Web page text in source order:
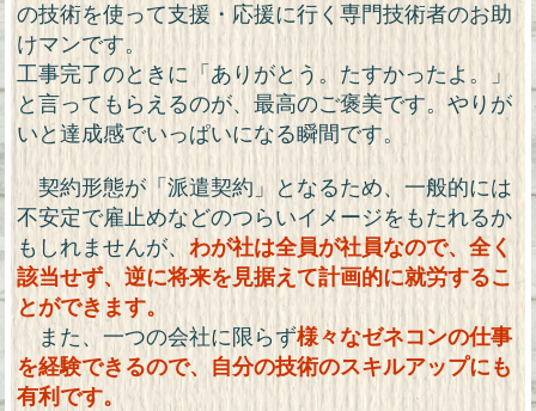
の技術を使って支援・応援に行く専門技術者のお助
けマンです。
工事完了のときに「ありがとう。たすかったよ。」
と言ってもらえるのが、最高のご褒美です。やりが
いと達成感でいっぱいになる瞬間です。
契約形態が「派遣契約」となるため、一般的には
不安定で雇止めなどのつらいイメージをもたれるか
もしれませんが、 わが社は全員が社員なので、全く
該当せず、逆に将来を見据えて計画的に就労するこ
とができます。
また、一つの会社に限らず様々なゼネコンの仕事
を経験できるので、自分の技術のスキルアップにも
有利です。